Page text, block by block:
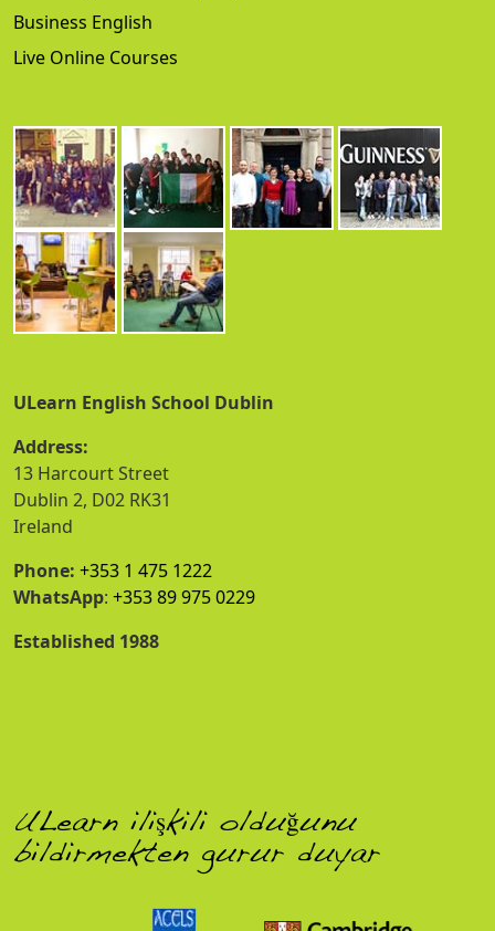
Business English
Live Online Courses
ULearn English School Dublin
Address:
13 Harcourt Street
Dublin 2, D02 RK31
Ireland
Phone: +353 1 475 1222
WhatsApp: +353 89 975 0229
Established 1988
ULearn ilişkili olduğunu
bildirmekten gurur duyar